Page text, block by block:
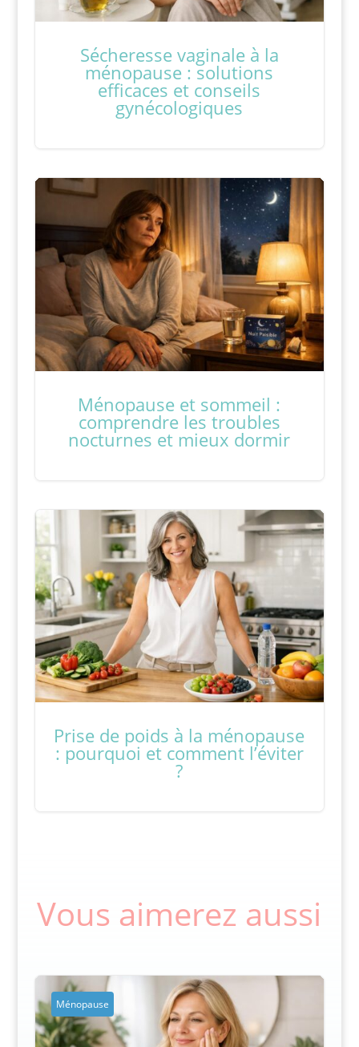
Sécheresse vaginale à la
ménopause : solutions
efficaces et conseils
gynécologiques
Ménopause et sommeil :
comprendre les troubles
nocturnes et mieux dormir
Prise de poids à la ménopause
: pourquoi et comment l’éviter
?
Vous aimerez aussi
Ménopause